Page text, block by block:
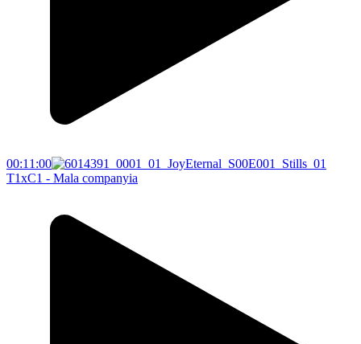
00:11:00
T1xC1 - Mala companyia